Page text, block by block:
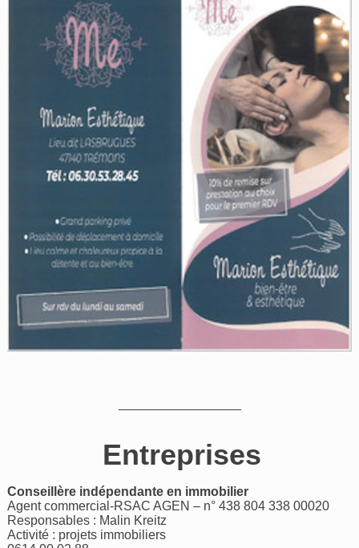
Entreprises
Conseillère indépendante en immobilier
Agent commercial-RSAC AGEN – n° 438 804 338 00020
Responsables : Malin Kreitz
Activité : projets immobiliers